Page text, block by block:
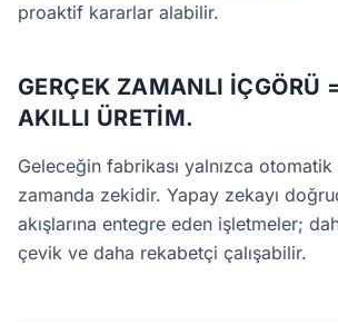
proaktif kararlar alabilir.
GERÇEK ZAMANLI IÇGÖRÜ
AKILLI ÜRETIM.
Geleceğin fabrikası yalnızca otomatik
zamanda zekidir. Yapay zekayı
akışlarına entegre eden işletmeler;
çevik ve daha rekabetçi çalışabilir.